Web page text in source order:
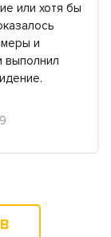
или хотя бы
и
выполнил